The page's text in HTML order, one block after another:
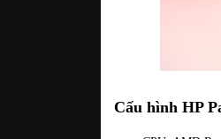
Cấu hình HP